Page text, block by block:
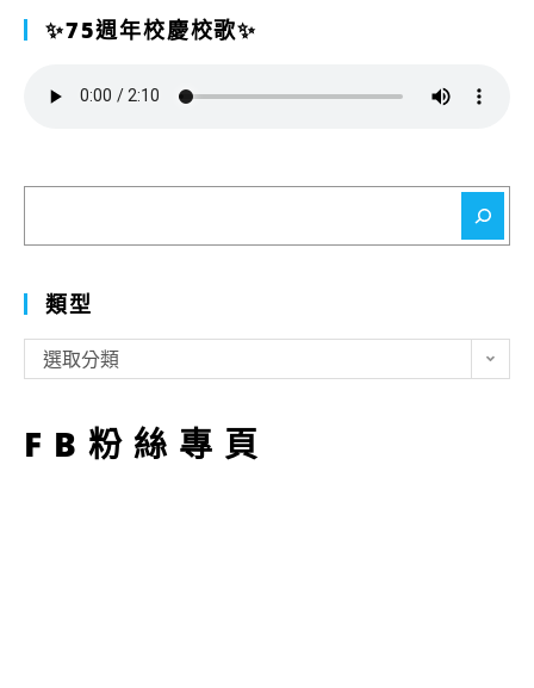
✨75週年校慶校歌✨
類型
型
選取分類
FB粉絲專頁